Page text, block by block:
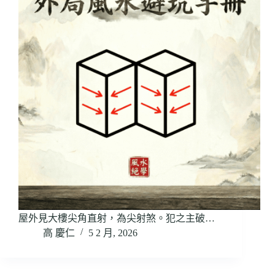
屋外見大樓尖角直射，為尖射煞。犯之主破…
高 慶仁
5 2 月, 2026